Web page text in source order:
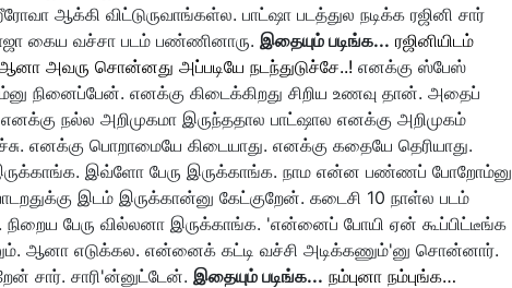
ஆக்கி விட்டுருவாங்கள்ல. பாட்ஷா படத்துல நடிக்க ரஜினி சார்
கைய வச்சா படம் பண்ணினாரு. இதையும் படிங்க... ரஜினியிடம்
அவரு சொன்னது அப்படியே நடந்துடுச்சே..! எனக்கு ஸ்பேஸ்
நினைப்பேன். எனக்கு கிடைக்கிறது சிறிய உணவு தான். அதைப்
நல்ல அறிமுகமா இருந்ததால பாட்ஷால எனக்கு அறிமுகம்
எனக்கு பொறாமையே கிடையாது. எனக்கு கதையே தெரியாது.
இவ்ளோ பேரு இருக்காங்க. நாம என்ன பண்ணப் போறோம்னு
இடம் இருக்கான்னு கேட்குறேன். கடைசி 10 நாள்ல படம்
நிறைய பேரு வில்லனா இருக்காங்க. 'என்னைப் போயி ஏன் கூப்பிட்டீங்க
ஆனா எடுக்கல. என்னைக் கட்டி வச்சி அடிக்கணும்'னு சொன்னார்.
சார். சாரி'ன்னுட்டேன். இதையும் படிங்க... நம்புனா நம்புங்க…